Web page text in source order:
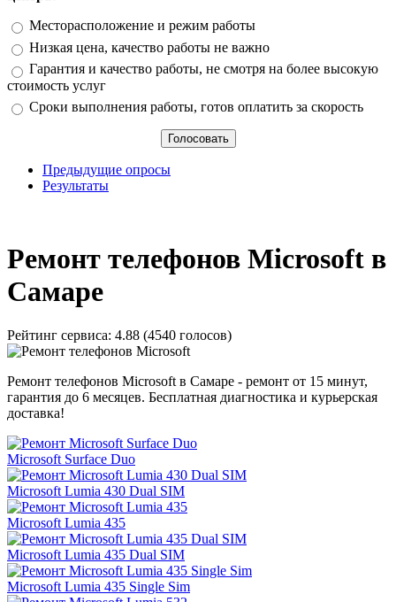
Варианты
Месторасположение и режим работы
Низкая цена, качество работы не важно
Гарантия и качество работы, не смотря на более высокую
стоимость услуг
Сроки выполнения работы, готов оплатить за скорость
Предыдущие опросы
Результаты
Ремонт телефонов Microsoft в
Самаре
Рейтинг сервиса: 4.88 (4540 голосов)
Ремонт телефонов Microsoft в Самаре - ремонт от 15 минут,
гарантия до 6 месяцев. Бесплатная диагностика и курьерская
доставка!
Microsoft Surface Duo
Microsoft Lumia 430 Dual SIM
Microsoft Lumia 435
Microsoft Lumia 435 Dual SIM
Microsoft Lumia 435 Single Sim